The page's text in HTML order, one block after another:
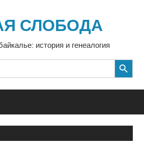
СЛОБОДА
история и генеалогия
SEARCH BUTTON